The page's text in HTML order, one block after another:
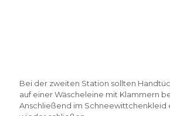
Bei der zweiten Station sollten
auf einer Wäscheleine mit Klammern
Anschließend im Schneewittchenkleid